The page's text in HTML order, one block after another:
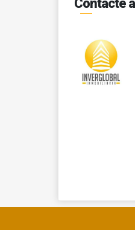
Contacte